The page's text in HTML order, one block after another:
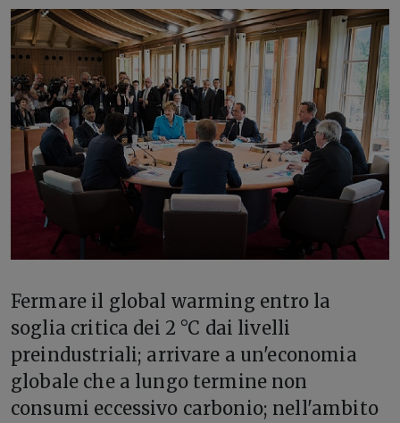
Fermare il global warming entro la
soglia critica dei 2 °C dai livelli
preindustriali; arrivare a un'economia
globale che a lungo termine non
consumi eccessivo carbonio; nell'ambito